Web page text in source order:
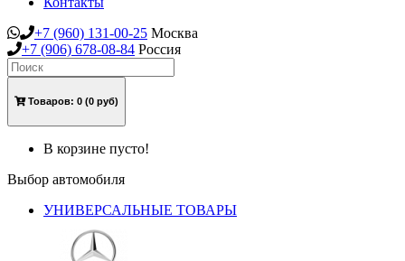
+7 (960) 131-00-25 Москва
+7 (906) 678-08-84 Россия
Товаров: 0 (0 руб)
В корзине пусто!
Выбор автомобиля
УНИВЕРСАЛЬНЫЕ ТОВАРЫ